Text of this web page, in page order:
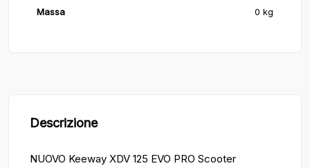
Massa 0 kg
Descrizione
NUOVO Keeway XDV 125 EVO PRO Scooter